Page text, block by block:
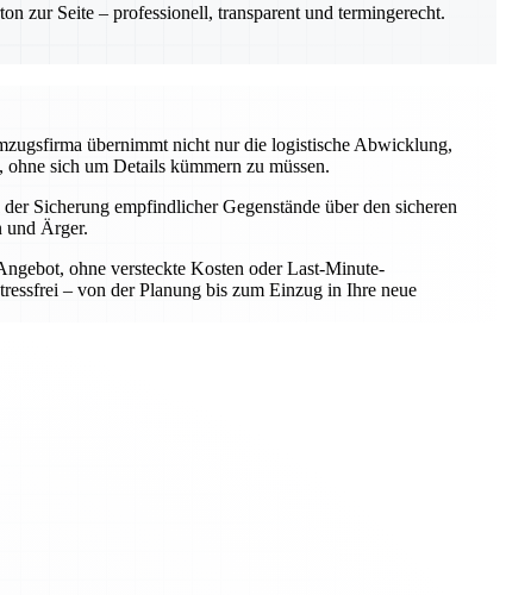
zur Seite – professionell, transparent und termingerecht.
übernimmt nicht nur die logistische Abwicklung,
sich um Details kümmern zu müssen.
Sicherung empfindlicher Gegenstände über den sicheren
und Ärger.
ohne versteckte Kosten oder Last-Minute-
– von der Planung bis zum Einzug in Ihre neue